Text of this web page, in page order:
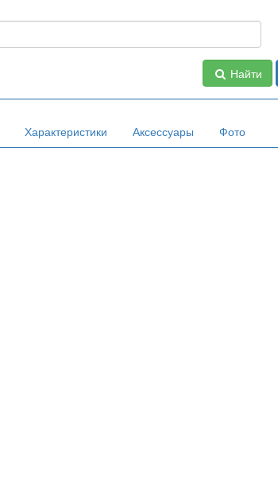
Найти
Характеристики Аксессуары Фото